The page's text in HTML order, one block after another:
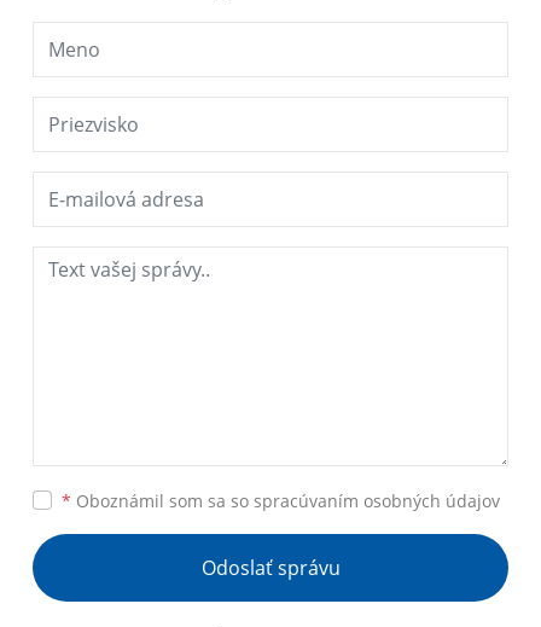
* Oboznámil som sa so spracúvaním osobných údajov
Odoslať správu